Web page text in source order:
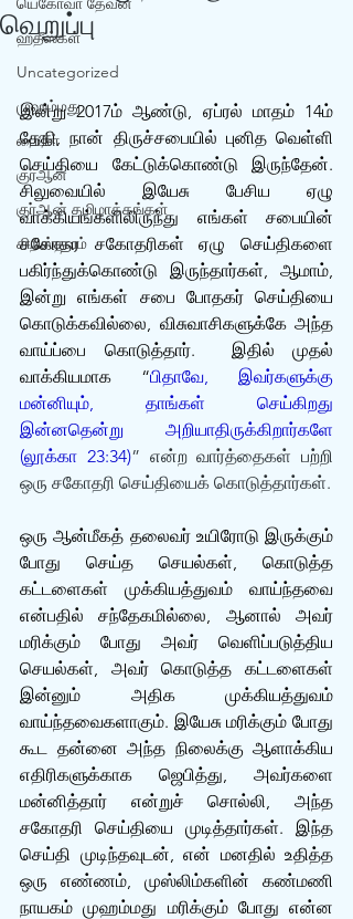
ஹதீஸ்கள்
Uncategorized
முஹம்மது
பைபிள்
குர்‍ஆன்
குர்‍ஆன் தமிழாக்கங்கள்
கிறிஸ்தவம்
வெறுப்பு
இன்று 2017ம் ஆண்டு, ஏப்ரல் மாதம் 14ம்
தேதி, நான் திருச்சபையில் புனித வெள்ளி
செய்தியை கேட்டுக்கொண்டு இருந்தேன்.
சிலுவையில் இயேசு பேசிய ஏழு
வாக்கியங்களிலிருந்து எங்கள் சபையின்
சகோதர சகோதரிகள் ஏழு செய்திகளை
பகிர்ந்துக்கொண்டு இருந்தார்கள், ஆமாம்,
இன்று எங்கள் சபை போதகர் செய்தியை
கொடுக்கவில்லை, விசுவாசிகளுக்கே அந்த
வாய்ப்பை கொடுத்தார்.  இதில் முதல்
வாக்கியமாக “பிதாவே, இவர்களுக்கு
மன்னியும், தாங்கள் செய்கிறது
இன்னதென்று அறியாதிருக்கிறார்களே
(லூக்கா 23:34)” என்ற வார்த்தைகள் பற்றி
ஒரு சகோதரி செய்தியைக் கொடுத்தார்கள்.
ஒரு ஆன்மீகத் தலைவர் உயிரோடு இருக்கும்
போது செய்த செயல்கள், கொடுத்த
கட்டளைகள் முக்கியத்துவம் வாய்ந்தவை
என்பதில் சந்தேகமில்லை, ஆனால் அவர்
மரிக்கும் போது அவர் வெளிப்படுத்திய
செயல்கள், அவர் கொடுத்த கட்டளைகள்
இன்னும் அதிக முக்கியத்துவம்
வாய்ந்தவைகளாகும். இயேசு மரிக்கும் போது
கூட தன்னை அந்த நிலைக்கு ஆளாக்கிய
எதிரிகளுக்காக ஜெபித்து, அவர்களை
மன்னித்தார் என்றுச் சொல்லி, அந்த
சகோதரி செய்தியை முடித்தார்கள். இந்த
செய்தி முடிந்தவுடன், என் மனதில் உதித்த
ஒரு எண்ணம், முஸ்லிம்களின் கண்மணி
நாயகம் முஹம்மது மரிக்கும் போது என்ன